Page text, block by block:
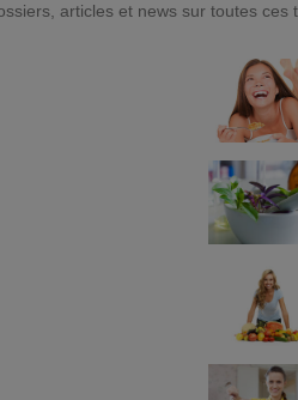
articles et news sur toutes ces